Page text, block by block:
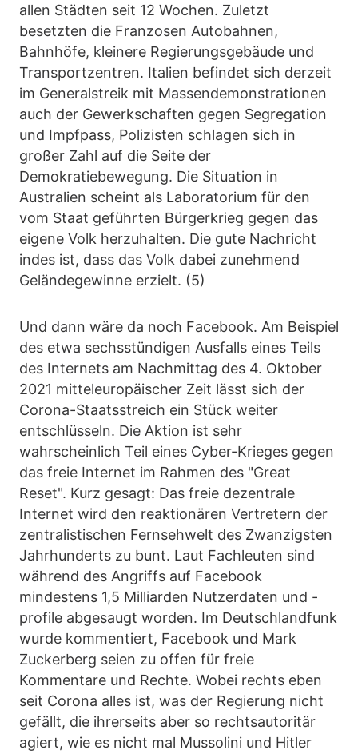
allen Städten seit 12 Wochen. Zuletzt
besetzten die Franzosen Autobahnen,
Bahnhöfe, kleinere Regierungsgebäude und
Transportzentren. Italien befindet sich derzeit
im Generalstreik mit Massendemonstrationen
auch der Gewerkschaften gegen Segregation
und Impfpass, Polizisten schlagen sich in
großer Zahl auf die Seite der
Demokratiebewegung. Die Situation in
Australien scheint als Laboratorium für den
vom Staat geführten Bürgerkrieg gegen das
eigene Volk herzuhalten. Die gute Nachricht
indes ist, dass das Volk dabei zunehmend
Geländegewinne erzielt. (5)
Und dann wäre da noch Facebook. Am Beispiel
des etwa sechsstündigen Ausfalls eines Teils
des Internets am Nachmittag des 4. Oktober
2021 mitteleuropäischer Zeit lässt sich der
Corona-Staatsstreich ein Stück weiter
entschlüsseln. Die Aktion ist sehr
wahrscheinlich Teil eines Cyber-Krieges gegen
das freie Internet im Rahmen des "Great
Reset". Kurz gesagt: Das freie dezentrale
Internet wird den reaktionären Vertretern der
zentralistischen Fernsehwelt des Zwanzigsten
Jahrhunderts zu bunt. Laut Fachleuten sind
während des Angriffs auf Facebook
mindestens 1,5 Milliarden Nutzerdaten und -
profile abgesaugt worden. Im Deutschlandfunk
wurde kommentiert, Facebook und Mark
Zuckerberg seien zu offen für freie
Kommentare und Rechte. Wobei rechts eben
seit Corona alles ist, was der Regierung nicht
gefällt, die ihrerseits aber so rechtsautoritär
agiert, wie es nicht mal Mussolini und Hitler